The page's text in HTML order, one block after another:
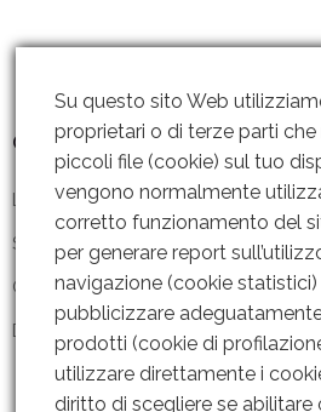
Contattaci
Lun – Ven: 8 – 18.30
Sabato: Chiuso
Contattaci
Dove siamo
Su questo sito Web
proprietari o di terze parti
piccoli file (cookie) sul tuo
vengono normalmente
corretto funzionamento del
per generare report
navigazione (cookie statistici)
pubblicizzare
prodotti (cookie di
utilizzare direttamente i
diritto di scegliere se abilitare